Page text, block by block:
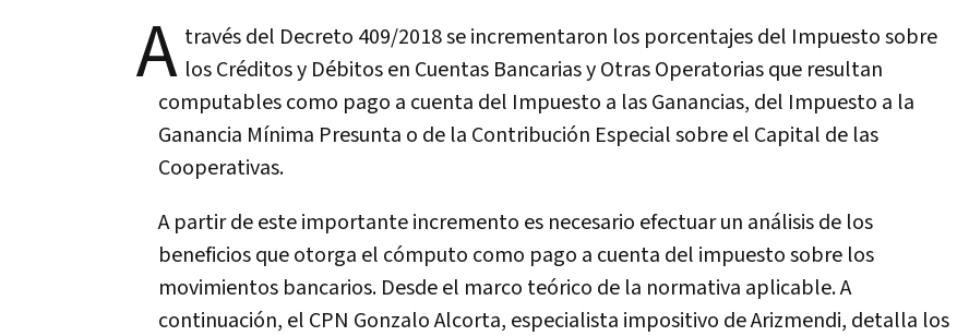
A través del Decreto 409/2018 se incrementaron los porcentajes del Impuesto sobre
los Créditos y Débitos en Cuentas Bancarias y Otras Operatorias que resultan
computables como pago a cuenta del Impuesto a las Ganancias, del Impuesto a la
Ganancia Mínima Presunta o de la Contribución Especial sobre el Capital de las
Cooperativas.
A partir de este importante incremento es necesario efectuar un análisis de los
beneficios que otorga el cómputo como pago a cuenta del impuesto sobre los
movimientos bancarios. Desde el marco teórico de la normativa aplicable. A
continuación, el CPN Gonzalo Alcorta, especialista impositivo de Arizmendi, detalla los